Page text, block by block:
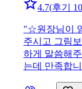
4.7(후기 10
"☆원장님이
주시고 그림
하게 말씀해
는데 만족합